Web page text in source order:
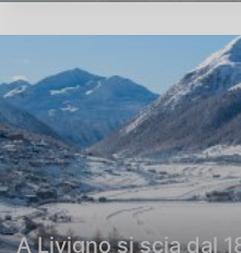
A Livigno si scia dal